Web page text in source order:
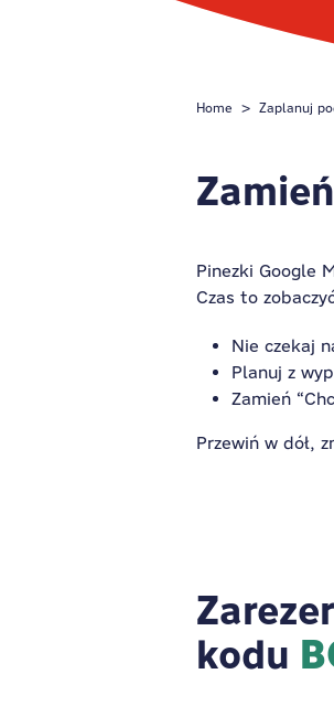
Home Zaplanuj
Pinezki Google
Czas to
Nie czekaj
Planuj z
Zamień
Przewiń w dół,
kodu